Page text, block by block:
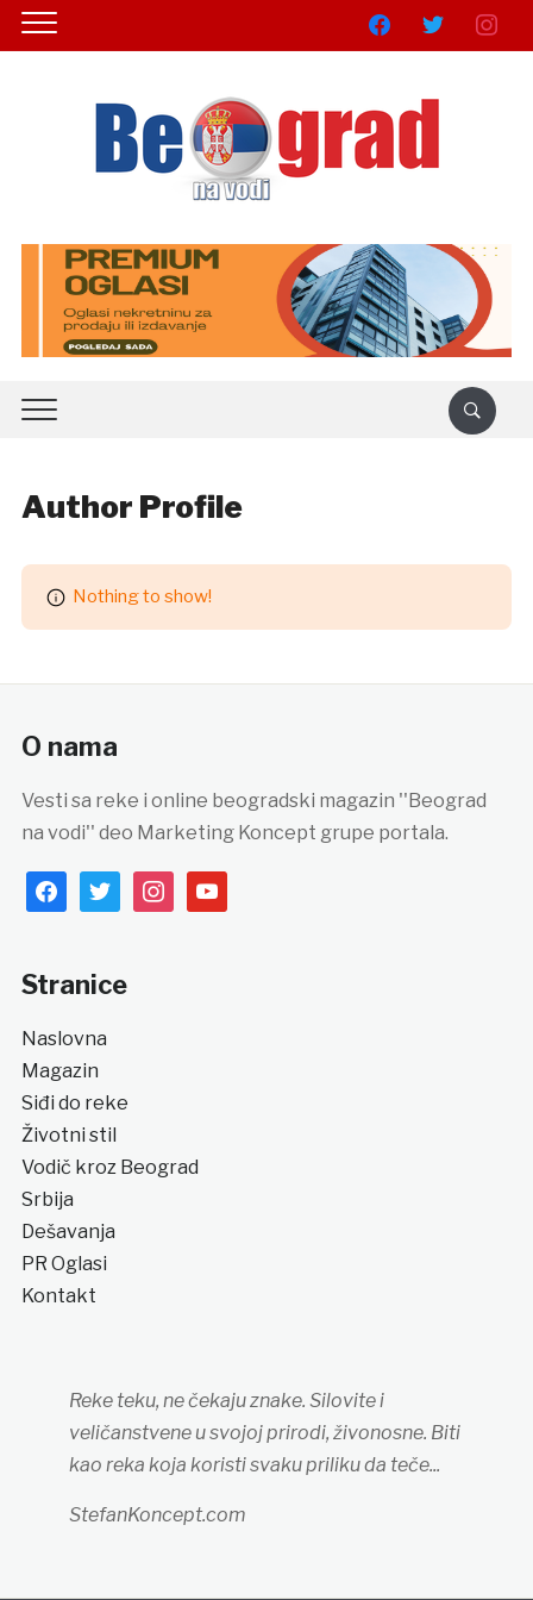
facebooktwitter
Author Profile
Nothing to show!
O nama
Vesti sa reke i online beogradski magazin ''Beograd
na vodi'' deo Marketing Koncept grupe portala.
facebooktwitterinstagramyoutube
Stranice
Naslovna
Magazin
Siđi do reke
Životni stil
Vodič kroz Beograd
Srbija
Dešavanja
PR Oglasi
Kontakt
Reke teku, ne čekaju znake. Silovite i
veličanstvene u svojoj prirodi, živonosne. Biti
kao reka koja koristi svaku priliku da teče...
StefanKoncept.com